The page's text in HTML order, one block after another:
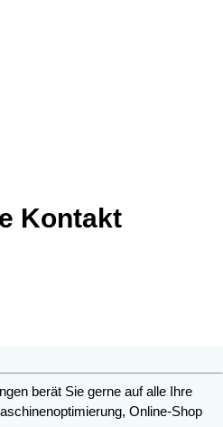
Kontakt
berät Sie gerne auf alle Ihre
Online-Shop